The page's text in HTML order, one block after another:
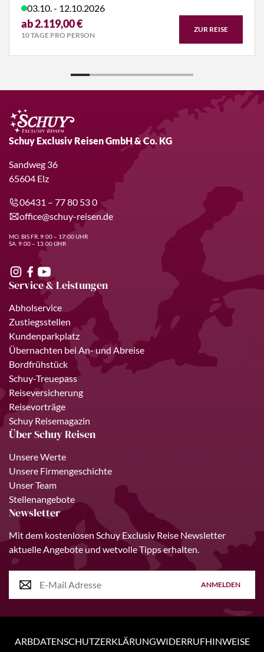
03.10. - 12.10.2026
ab 2.119,00 €
10 TAGE PRO PERSON
ZUR REISE
Schuy Exclusiv Reisen GmbH & Co. KG
Sandweg 36
65604 Elz
06431 – 77 80 53 0
office@schuy-reisen.de
MO. BIS FR. 9:00 – 17:00 UHR
SA. 9:00 – 13:00 UHR
Service & Leistungen
Abholservice
Zustiegsstellen
Kundenparkplatz
Übernachten bei An- und Abreise
Bordfrühstück
Schuy-Treuepass
Reiseversicherung
Reisevorträge
Schuy Reisemagazin
Über Schuy Reisen
Unsere Werte
Unsere Firmengeschichte
Unser Team
Stellenangebote
Newsletter
Mit dem kostenlosen Schuy Exclusiv Reise Newsletter
aktuelle Angebote und wetvolle Tipps erhalten.
ANMELDEN
ARBDATENSCHUTZERKLÄRUNGWIDERRUFHINWEISE